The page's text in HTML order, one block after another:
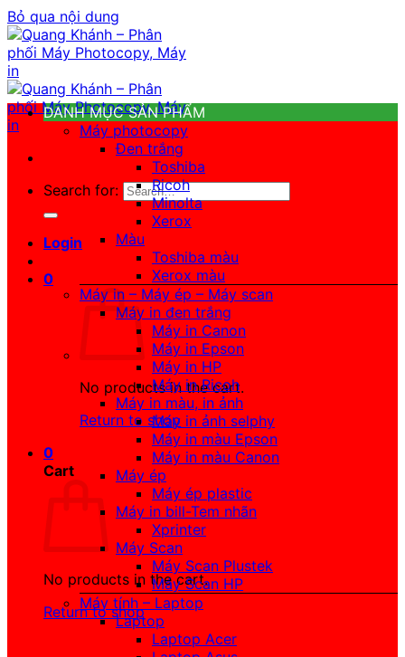
Bỏ qua nội dung
Search for:
Login
0
No products in the cart.
Return to shop
0
Cart
No products in the cart.
Return to shop
DANH MỤC SẢN PHẨM
Máy photocopy
Đen trắng
Toshiba
Ricoh
Minolta
Xerox
Màu
Toshiba màu
Xerox màu
Máy in – Máy ép – Máy scan
Máy in đen trắng
Máy in Canon
Máy in Epson
Máy in HP
Máy in Ricoh
Máy in màu, in ảnh
Máy in ảnh selphy
Máy in màu Epson
Máy in màu Canon
Máy ép
Máy ép plastic
Máy in bill-Tem nhãn
Xprinter
Máy Scan
Máy Scan Plustek
Máy Scan HP
Máy tính – Laptop
Laptop
Laptop Acer